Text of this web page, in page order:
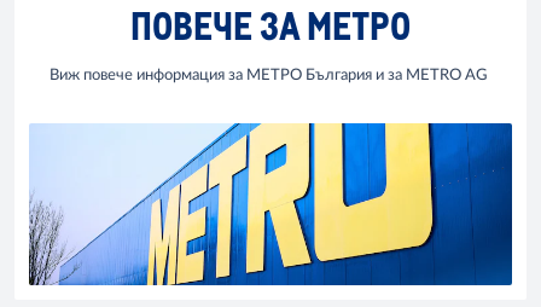
ПОВЕЧЕ ЗА МЕТРО
Виж повече информация за МЕТРО България и за METRO AG